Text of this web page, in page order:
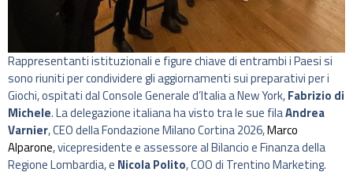
Rappresentanti istituzionali e figure chiave di entrambi i Paesi si
sono riuniti per condividere gli aggiornamenti sui preparativi per i
Giochi, ospitati dal Console Generale d’Italia a New York,Fabrizio di
Michele. La delegazione italiana ha visto tra le sue filaAndrea
Varnier, CEO della Fondazione Milano Cortina 2026,Marco
Alparone, vicepresidente e assessore al Bilancio e Finanza della
Regione Lombardia, e Nicola Polito, COO di Trentino Marketing.